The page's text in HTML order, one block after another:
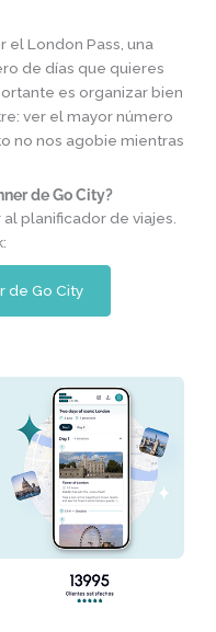
el London Pass, una
de días que quieres
es organizar bien
ver el mayor número
no nos agobie mientras
de Go City?
planificador de viajes.
de Go City